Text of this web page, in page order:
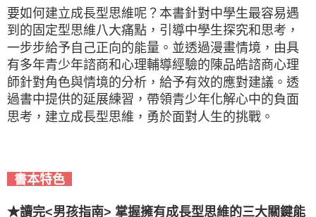
要如何建立成長型思維呢？本書針對中學生最容易遇
到的固定型思維八大痛點，引導中學生探究和思考，
一步步給予自己正向的能量。並透過漫畫情境，由具
有多年青少年諮商和心理輔導經驗的陳品皓諮商心理
師針對角色與情境的分析，給予有效的應對建議。透
過書中提供的延展練習，帶領青少年化解心中的負面
思考，建立成長型思維，勇於面對人生的挑戰。
書本特色
★讀完<男孩指南> 掌握擁有成長型思維的三大關鍵能